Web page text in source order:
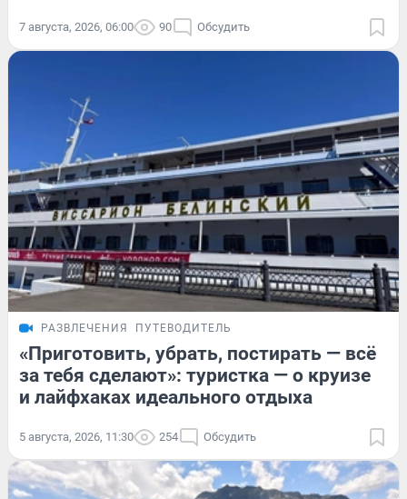
7 августа, 2026, 06:00 90 Обсудить
РАЗВЛЕЧЕНИЯ ПУТЕВОДИТЕЛЬ
«Приготовить, убрать, постирать — всё
за тебя сделают»: туристка — о круизе
и лайфхаках идеального отдыха
5 августа, 2026, 11:30 254 Обсудить